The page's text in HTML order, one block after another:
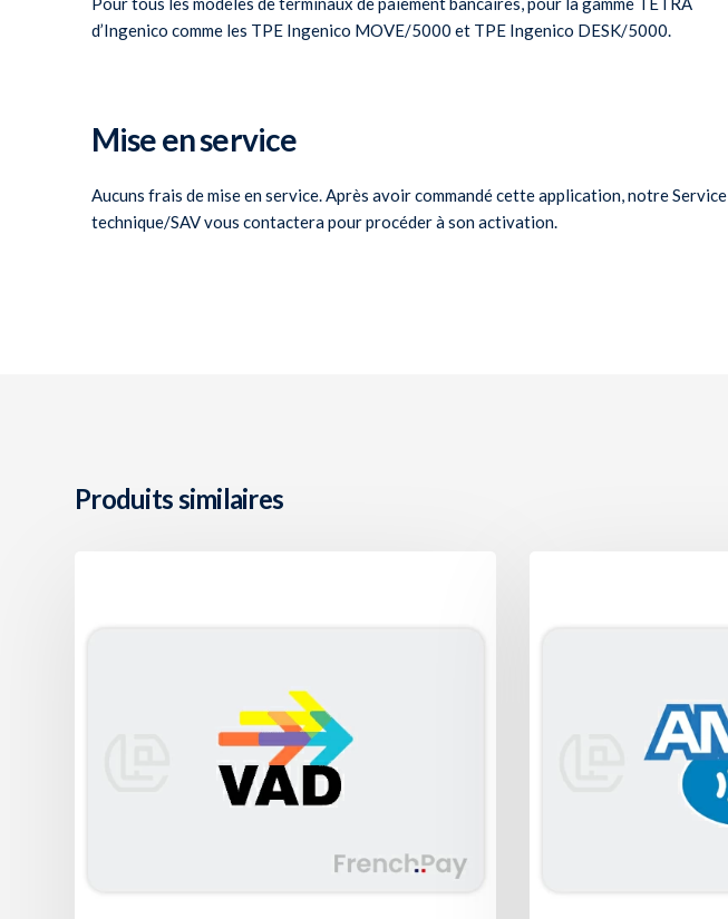
d’Ingenico comme les TPE Ingenico MOVE/5000 et TPE Ingenico DESK/5000.
Mise en service
Aucuns frais de mise en service. Après avoir commandé cette application, notre Service
technique/SAV vous contactera pour procéder à son activation.
Produits similaires